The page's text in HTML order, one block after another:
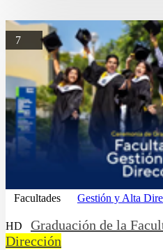
7
Facultades Gestión y Alta
HD
Graduación de la
Dirección